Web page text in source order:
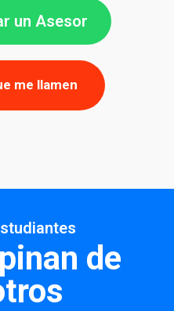
un Asesor
me llamen
de